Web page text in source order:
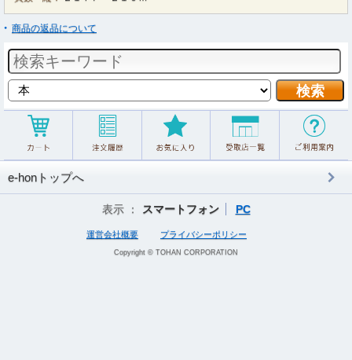
商品の返品について
e-honトップへ
表示 ： スマートフォン PC
運営会社概要 プライバシーポリシー
Copyright © TOHAN CORPORATION